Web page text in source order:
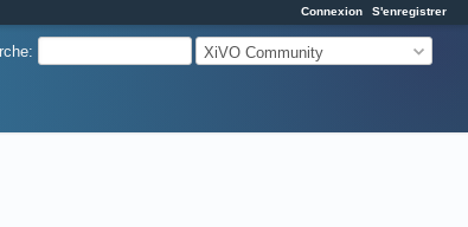
Connexion S'enregistrer
: XiVO Community